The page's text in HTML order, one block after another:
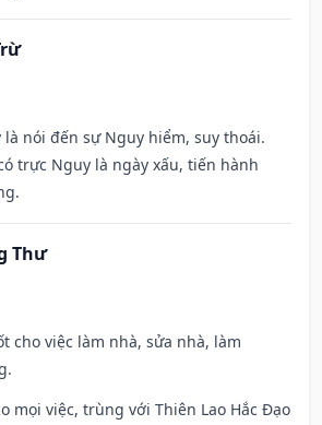
là nói đến sự Nguy hiểm, suy thoái.
trực Nguy là ngày xấu, tiến hành
Thư
cho việc làm nhà, sửa nhà, làm
mọi việc, trùng với Thiên Lao Hắc Đạo